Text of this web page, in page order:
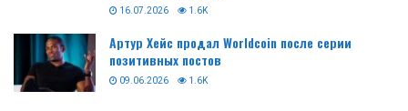
16.07.2026 1.6K
Артур Хейс продал Worldcoin после серии
позитивных постов
09.06.2026 1.6K